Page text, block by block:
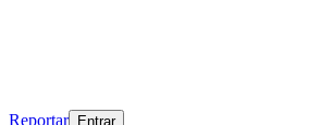
Reportar Entrar